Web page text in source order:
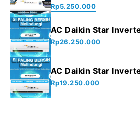
Rp5.250.000
AC Daikin Star
Rp26.250.000
AC Daikin Star
Rp19.250.000